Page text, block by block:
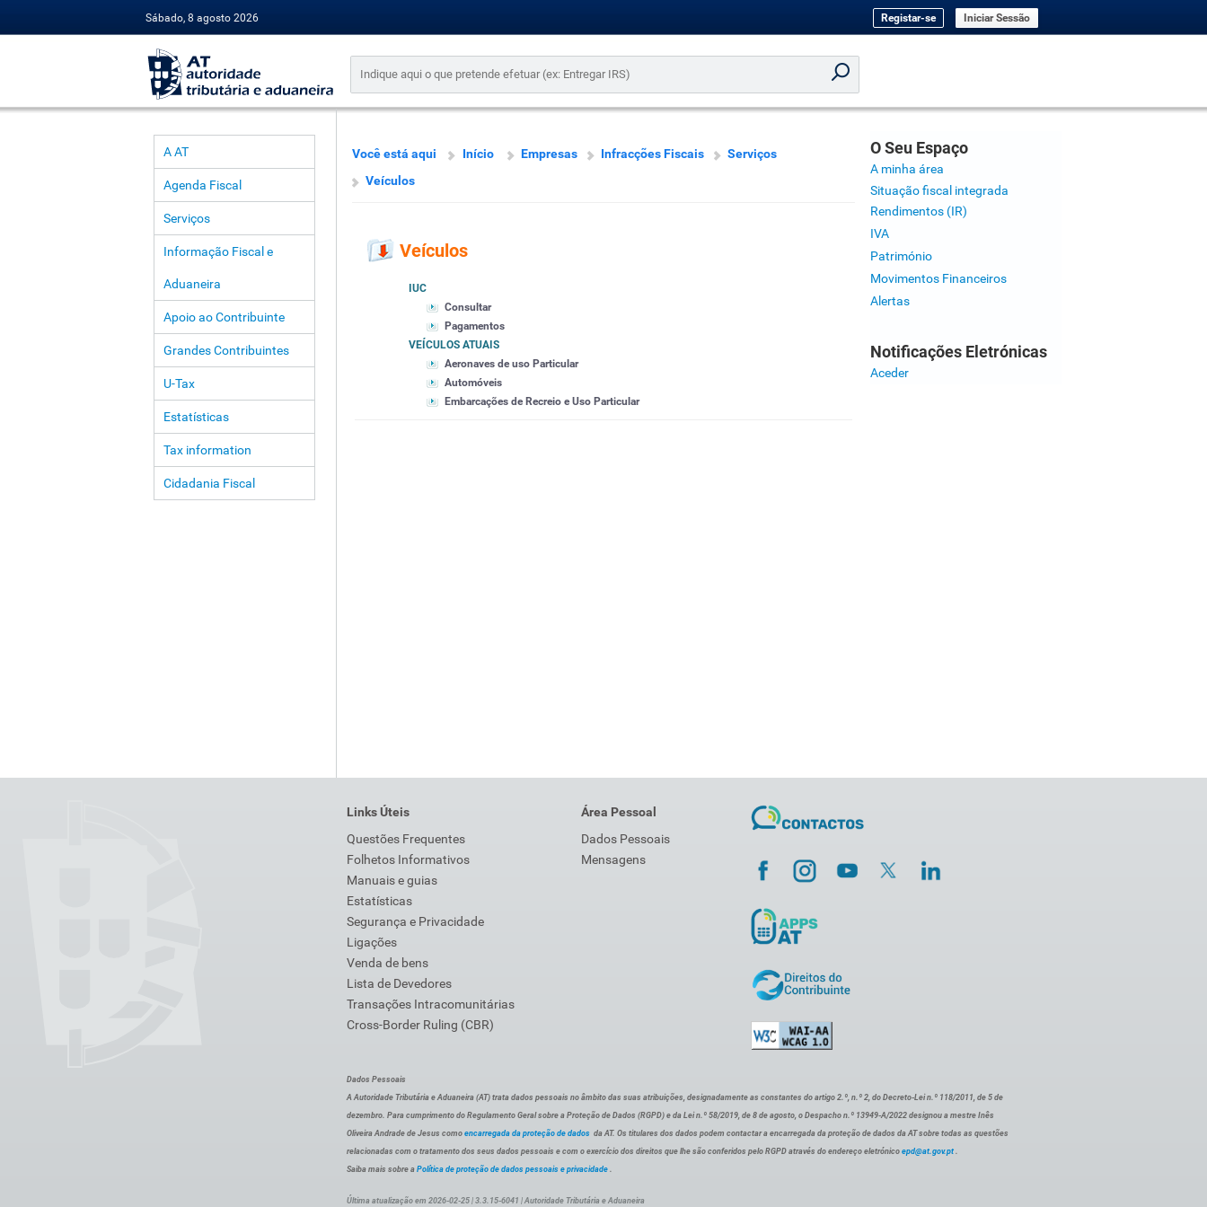
Sábado, 8 agosto 2026 Registar-se Iniciar Sessão
A AT
Agenda Fiscal
Serviços
Informação Fiscal e
Aduaneira
Apoio ao Contribuinte
Grandes Contribuintes
U-Tax
Estatísticas
Tax information
Cidadania Fiscal
Você está aqui Início Empresas Infracções Fiscais
Serviços
Veículos
Veículos
IUC
Consultar
Pagamentos
VEÍCULOS ATUAIS
Aeronaves de uso Particular
Automóveis
Embarcações de Recreio e Uso Particular
O Seu Espaço
A minha área
Situação fiscal integrada
Rendimentos (IR)
IVA
Património
Movimentos Financeiros
Alertas
Notificações Eletrónicas
Aceder
Links Úteis
Questões Frequentes
Folhetos Informativos
Manuais e guias
Estatísticas
Segurança e Privacidade
Ligações
Venda de bens
Lista de Devedores
Transações Intracomunitárias
Cross-Border Ruling (CBR)
Área Pessoal
Dados Pessoais
Mensagens
Dados Pessoais
A Autoridade Tributária e Aduaneira (AT) trata dados pessoais no âmbito das suas atribuições, designadamente as constantes do artigo 2.º, n.º 2, do Decreto-Lei n.º 118/2011, de 5 de
dezembro. Para cumprimento do Regulamento Geral sobre a Proteção de Dados (RGPD) e da Lei n.º 58/2019, de 8 de agosto, o Despacho n.º 13949-A/2022 designou a mestre Inês
Oliveira Andrade de Jesus como encarregada da proteção de dados da AT. Os titulares dos dados podem contactar a encarregada da proteção de dados da AT sobre todas as questões
relacionadas com o tratamento dos seus dados pessoais e com o exercício dos direitos que lhe são conferidos pelo RGPD através do endereço eletrónico epd@at.gov.pt .
Saiba mais sobre a Política de proteção de dados pessoais e privacidade .
Última atualização em 2026-02-25 | 3.3.15-6041 | Autoridade Tributária e Aduaneira